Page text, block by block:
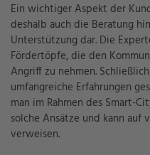
Ein wichtiger Aspekt der
deshalb auch die Beratung
Unterstützung dar. Die
Fördertöpfe, die den
Angriff zu nehmen.
umfangreiche Erfahrungen
man im Rahmen des Smart-
solche Ansätze und kann auf
verweisen.